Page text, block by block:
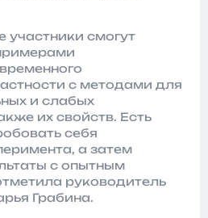
участники смогут
с методами для
и слабых
их свойств. Есть
себя
а затем
с опытным
руководитель
Грабина.